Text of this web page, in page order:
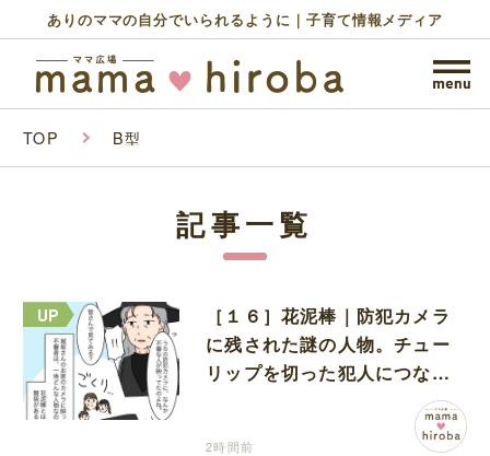
ありのママの自分でいられるように｜子育て情報メディア
TOP B型
記事一覧
［１６］花泥棒｜防犯カメラ
に残された謎の人物。チュー
リップを切った犯人につなが
る証拠になるのか期待する
2時間前